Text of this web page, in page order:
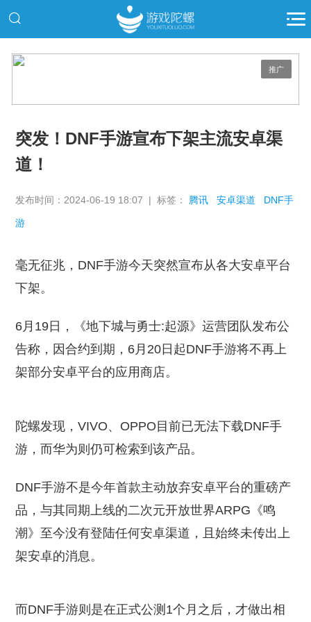
推广
突发！DNF手游宣布下架主流安卓渠
道！
发布时间：2024-06-19 18:07 | 标签： 腾讯 安卓渠道 DNF手
游
毫无征兆，DNF手游今天突然宣布从各大安卓平台
下架。
6月19日，《地下城与勇士:起源》运营团队发布公
告称，因合约到期，6月20日起DNF手游将不再上
架部分安卓平台的应用商店。
陀螺发现，VIVO、OPPO目前已无法下载DNF手
游，而华为则仍可检索到该产品。
DNF手游不是今年首款主动放弃安卓平台的重磅产
品，与其同期上线的二次元开放世界ARPG《鸣
潮》至今没有登陆任何安卓渠道，且始终未传出上
架安卓的消息。
而DNF手游则是在正式公测1个月之后，才做出相